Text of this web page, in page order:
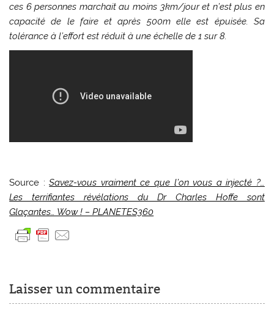
ces 6 personnes marchait au moins 3km/jour et n’est plus en
capacité de le faire et après 500m elle est épuisée. Sa
tolérance à l’effort est réduit à une échelle de 1 sur 8.
Source :Savez-vous vraiment ce que l’on vous a injecté ?…
Les terrifiantes révélations du Dr Charles Hoffe sont
Glaçantes… Wow ! – PLANETES360
Laisser un commentaire